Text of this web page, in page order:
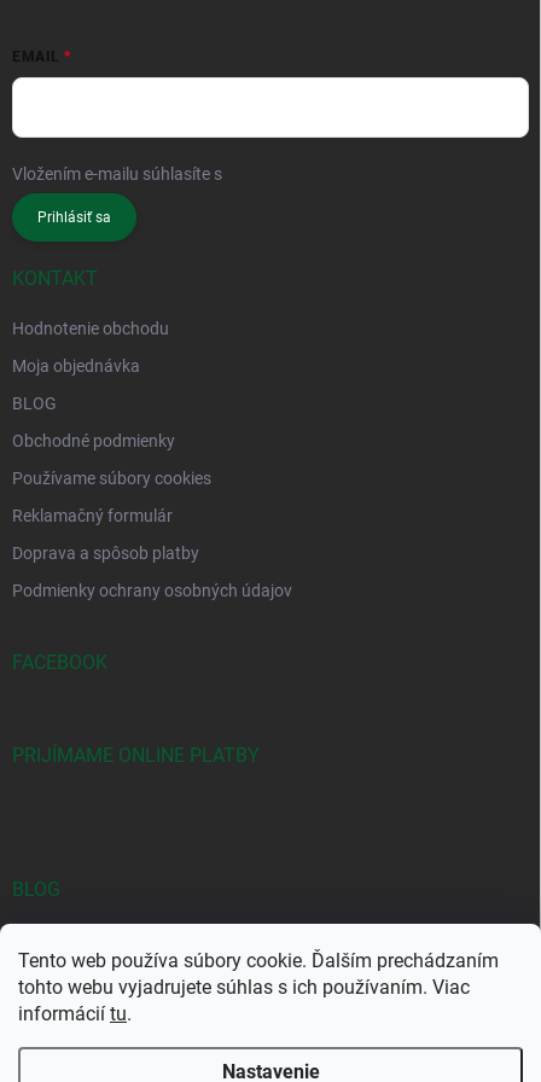
Tento web používa súbory cookie. Ďalším prechádzaním
tohto webu vyjadrujete súhlas s ich používaním. Viac
informácií tu.
Nastavenie
EMAIL
Vložením e-mailu súhlasíte s
Prihlásiť sa
KONTAKT
Hodnotenie obchodu
Moja objednávka
BLOG
Obchodné podmienky
Používame súbory cookies
Reklamačný formulár
Doprava a spôsob platby
Podmienky ochrany osobných údajov
FACEBOOK
PRIJÍMAME ONLINE PLATBY
BLOG
Najpredávanejšie Yodeyma vône: Prečo si ich kúpiť?
YODEYMA – Kvalitná značka parfémov za bezkonkurenčné ceny